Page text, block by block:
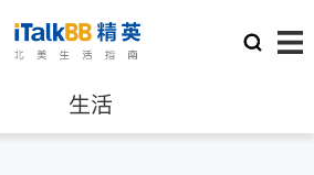
生活